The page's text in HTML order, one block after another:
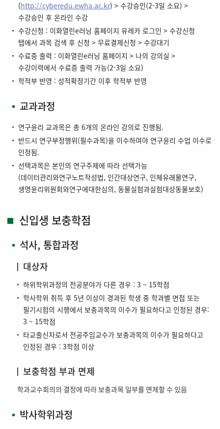
(http://cyberedu.ewha.ac.kr) > 수강승인(2-3일 소요) >
수강승인 후 온라인 수강
수강신청 : 이화열린e러닝 홈페이지 유레카 로그인 > 수강신청
탭에서 과목 검색 후 신청 > 무료결제신청 > 수강대기
수료증 출력 : 이화열린e러닝 홈페이지 > 나의 강의실 >
수강이력에서 수료증 출력 가능(2-3일 소요)
학적부 반영 : 성적확정기간 이후 학적부 반영
교과과정
연구윤리 교과목은 총 6개의 온라인 강의로 진행됨.
반드시 연구부정행위(필수과목)을 이수하여야 연구윤리 수업 이수로
인정됨.
선택과목은 본인의 연구주제에 따라 선택가능
(데이터관리와연구노트작성법, 인간대상연구, 인체유래물연구,
생명윤리위원회와연구에대한심의, 동물실험과실험대상동물보호)
신입생 보충학점
석사, 통합과정
대상자
하위학위과정의 전공분야가 다른 경우 : 3 ~ 15학점
학사학위 취득 후 5년 이상이 경과된 학생 중 학과별 면접 또는
필기시험의 시행에서 보충과목의 이수가 필요하다고 인정된 경우:
3 ~ 15학점
타교출신자로서 전공주임교수가 보충과목의 이수가 필요하다고
인정된 경우 : 3학점 이상
보충학점 부과 면제
학과교수회의의 결정에 따라 보충과목 일부를 면제할 수 있음
박사학위과정